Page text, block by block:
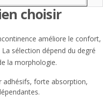
choisir
améliore le confort,
sélection dépend du degré
la morphologie.
adhésifs, forte absorption,